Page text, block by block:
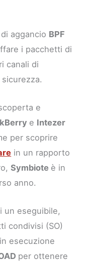
aggancio BPF
i pacchetti di
canali di
e
e Intezer
per scoprire
in un rapporto
Symbiote è in
anno.
un eseguibile,
condivisi (SO)
esecuzione
per ottenere